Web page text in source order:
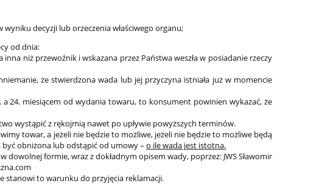
decyzji lub orzeczenia właściwego organu;
od dnia:
niż przewoźnik i wskazana przez Państwa weszła w posiadanie rzeczy
że stwierdzona wada lub jej przyczyna istniała już w momencie
24. miesiącem od wydania towaru, to konsument powinien wykazać, że
wystąpić z rękojmią nawet po upływie powyższych terminów.
towar, a jeżeli nie będzie to możliwe, jeżeli nie będzie to możliwe będą
obniżona lub odstąpić od umowy – o ile wada jest istotna.
formie, wraz z dokładnym opisem wady, poprzez: JWS Sławomir
stanowi to warunku do przyjęcia reklamacji.